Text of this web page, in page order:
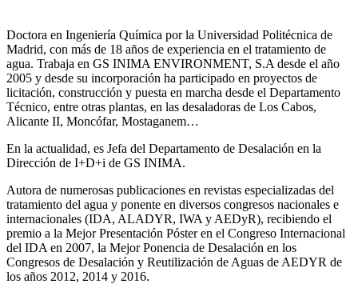
Doctora en Ingeniería Química por la Universidad Politécnica de
Madrid, con más de 18 años de experiencia en el tratamiento de
agua. Trabaja en GS INIMA ENVIRONMENT, S.A desde el año
2005 y desde su incorporación ha participado en proyectos de
licitación, construcción y puesta en marcha desde el Departamento
Técnico, entre otras plantas, en las desaladoras de Los Cabos,
Alicante II, Moncófar, Mostaganem…
En la actualidad, es Jefa del Departamento de Desalación en la
Dirección de I+D+i de GS INIMA.
Autora de numerosas publicaciones en revistas especializadas del
tratamiento del agua y ponente en diversos congresos nacionales e
internacionales (IDA, ALADYR, IWA y AEDyR), recibiendo el
premio a la Mejor Presentación Póster en el Congreso Internacional
del IDA en 2007, la Mejor Ponencia de Desalación en los
Congresos de Desalación y Reutilización de Aguas de AEDYR de
los años 2012, 2014 y 2016.